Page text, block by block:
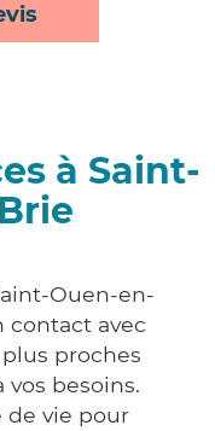
à Saint-
Ouen-en-
contact avec
proches
besoins.
de vie pour